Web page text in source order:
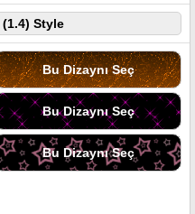
(1.4) Style
Bu Dizaynı Seç
Bu Dizaynı Seç
Bu Dizaynı Seç